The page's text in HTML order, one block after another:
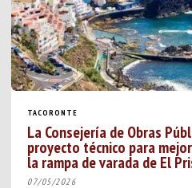
TACORONTE
La Consejería de Obras
proyecto técnico para
la rampa de varada de El
07/05/2026